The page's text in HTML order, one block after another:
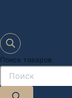
Поиск товаров
Дизайн-